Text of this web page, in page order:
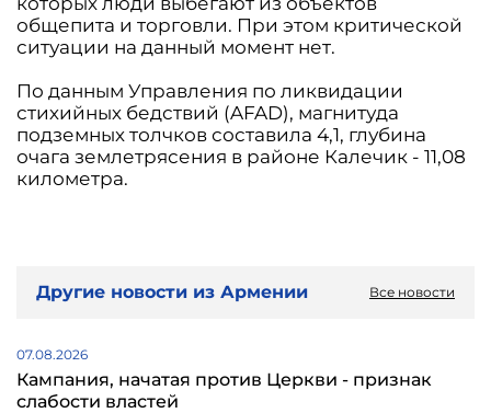
общепита и торговли. При этом критической
ситуации на данный момент нет.
По данным Управления по ликвидации
стихийных бедствий (AFAD), магнитуда
подземных толчков составила 4,1, глубина
очага землетрясения в районе Калечик - 11,08
километра.
Другие новости из Армении Все новости
07.08.2026
Кампания, начатая против Церкви - признак
слабости властей